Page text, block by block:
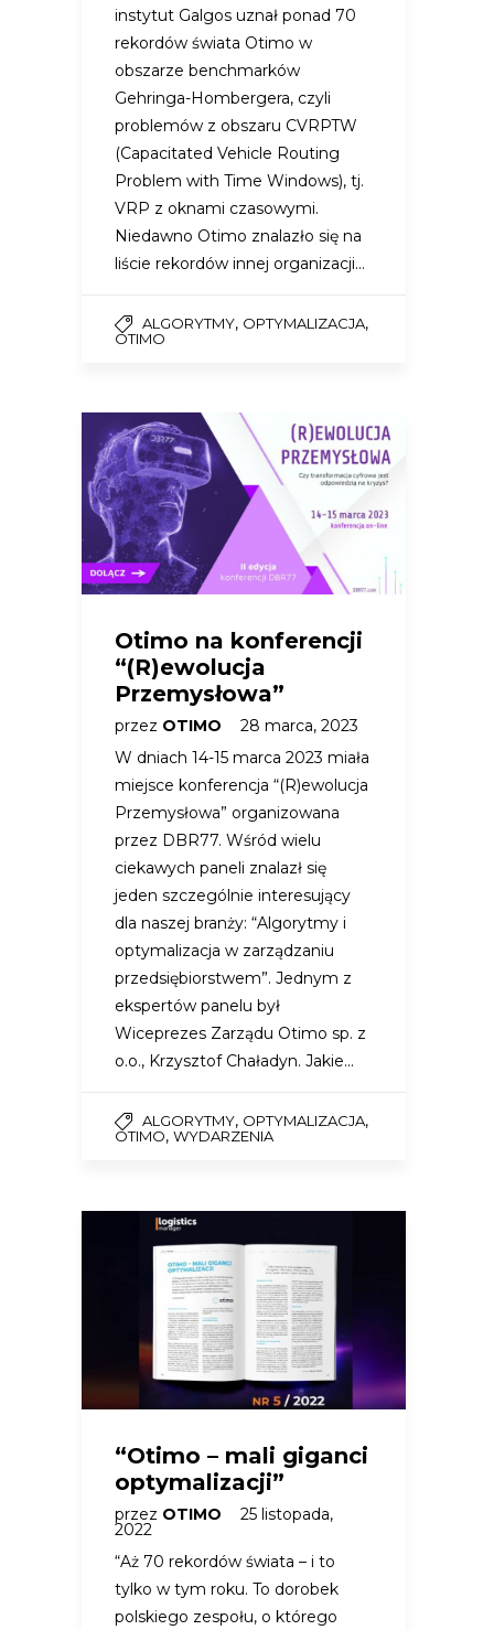
instytut Galgos uznał ponad 70
rekordów świata Otimo w
obszarze benchmarków
Gehringa-Hombergera, czyli
problemów z obszaru CVRPTW
(Capacitated Vehicle Routing
Problem with Time Windows), tj.
VRP z oknami czasowymi.
Niedawno Otimo znalazło się na
liście rekordów innej organizacji…
ALGORYTMY, OPTYMALIZACJA,
OTIMO
Otimo na konferencji
“(R)ewolucja
Przemysłowa”
przez OTIMO
28 marca, 2023
W dniach 14-15 marca 2023 miała
miejsce konferencja “(R)ewolucja
Przemysłowa” organizowana
przez DBR77. Wśród wielu
ciekawych paneli znalazł się
jeden szczególnie interesujący
dla naszej branży: “Algorytmy i
optymalizacja w zarządzaniu
przedsiębiorstwem”. Jednym z
ekspertów panelu był
Wiceprezes Zarządu Otimo sp. z
o.o., Krzysztof Chaładyn. Jakie…
ALGORYTMY, OPTYMALIZACJA,
OTIMO, WYDARZENIA
“Otimo – mali giganci
optymalizacji”
przez OTIMO 25 listopada,
2022
“Aż 70 rekordów świata – i to
tylko w tym roku. To dorobek
polskiego zespołu, o którego